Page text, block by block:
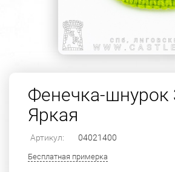
Фенечка-шнурок
Яркая
Артикул: 04021400
Бесплатная примерка